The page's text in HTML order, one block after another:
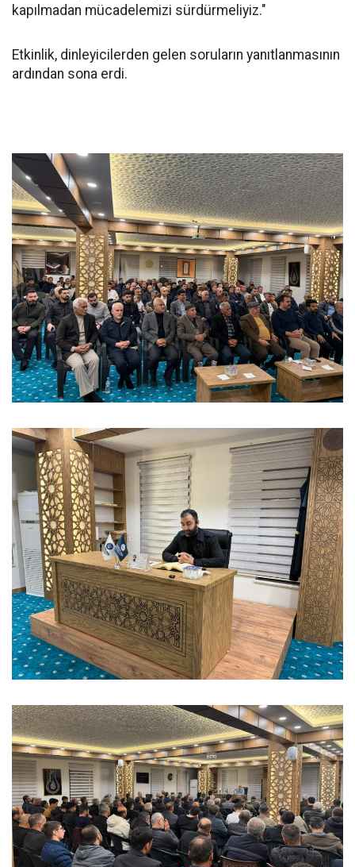
kapılmadan mücadelemizi sürdürmeliyiz."
Etkinlik, dinleyicilerden gelen soruların yanıtlanmasının
ardından sona erdi.